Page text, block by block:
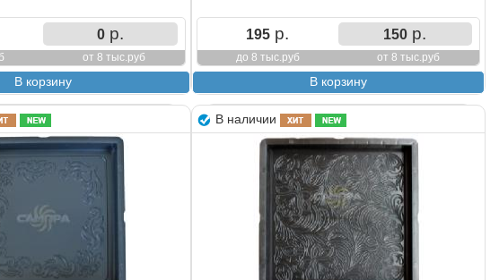
0р.
от 8 тыс.руб
195 р.
до 8 тыс.руб
150 р.
от 8 тыс.руб
В наличии